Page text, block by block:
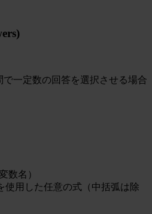
一定数の回答を選択させる場合
数名）
使用した任意の式（中括弧は除